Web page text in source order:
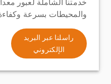
خدمتنا الشاملة لعبور
والمحيطات بسرعة
راسلنا عبر البريد
الإلكتروني